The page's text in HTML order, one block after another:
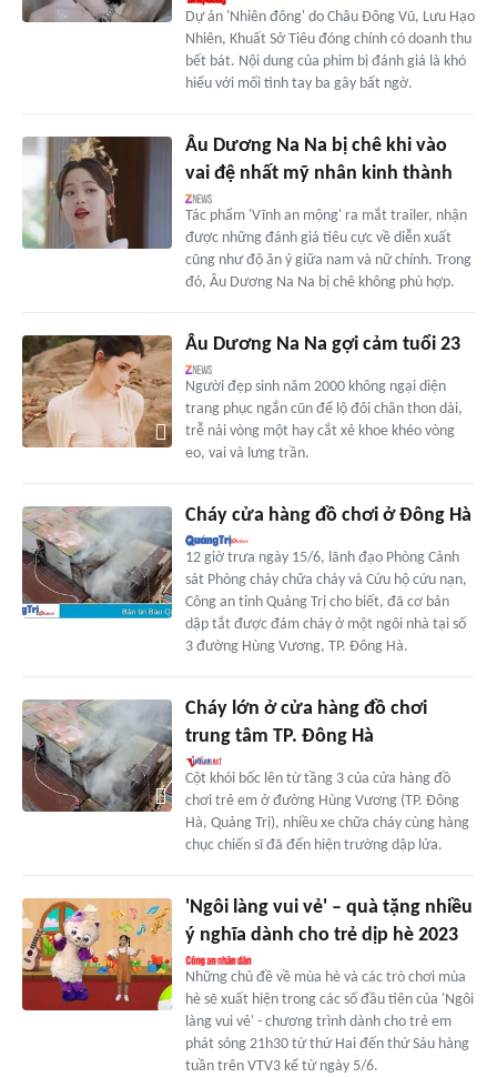
Dự án 'Nhiên đông' do Châu Đông Vũ, Lưu Hạo
Nhiên, Khuất Sở Tiêu đóng chính có doanh thu
bết bát. Nội dung của phim bị đánh giá là khó
hiểu với mối tình tay ba gây bất ngờ.
Âu Dương Na Na bị chê khi vào
vai đệ nhất mỹ nhân kinh thành
Tác phẩm 'Vĩnh an mộng' ra mắt trailer, nhận
được những đánh giá tiêu cực về diễn xuất
cũng như độ ăn ý giữa nam và nữ chính. Trong
đó, Âu Dương Na Na bị chê không phù hợp.
Âu Dương Na Na gợi cảm tuổi 23
Người đẹp sinh năm 2000 không ngại diện
trang phục ngắn cũn để lộ đôi chân thon dài,
trễ nải vòng một hay cắt xẻ khoe khéo vòng
eo, vai và lưng trần.
Cháy cửa hàng đồ chơi ở Đông Hà
12 giờ trưa ngày 15/6, lãnh đạo Phòng Cảnh
sát Phòng cháy chữa cháy và Cứu hộ cứu nạn,
Công an tỉnh Quảng Trị cho biết, đã cơ bản
dập tắt được đám cháy ở một ngôi nhà tại số
3 đường Hùng Vương, TP. Đông Hà.
Cháy lớn ở cửa hàng đồ chơi
trung tâm TP. Đông Hà
Cột khói bốc lên từ tầng 3 của cửa hàng đồ
chơi trẻ em ở đường Hùng Vương (TP. Đông
Hà, Quảng Trị), nhiều xe chữa cháy cùng hàng
chục chiến sĩ đã đến hiện trường dập lửa.
'Ngôi làng vui vẻ' – quà tặng nhiều
ý nghĩa dành cho trẻ dịp hè 2023
Những chủ đề về mùa hè và các trò chơi mùa
hè sẽ xuất hiện trong các số đầu tiên của 'Ngôi
làng vui vẻ' - chương trình dành cho trẻ em
phát sóng 21h30 từ thứ Hai đến thứ Sáu hàng
tuần trên VTV3 kể từ ngày 5/6.